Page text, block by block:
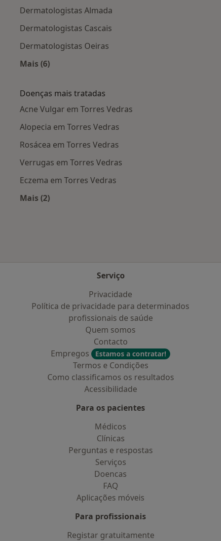
Dermatologistas Almada
Dermatologistas Cascais
Dermatologistas Oeiras
Mais (6)
Doenças mais tratadas
Acne Vulgar em Torres Vedras
Alopecia em Torres Vedras
Rosácea em Torres Vedras
Verrugas em Torres Vedras
Eczema em Torres Vedras
Mais (2)
Serviço
Privacidade
Política de privacidade para determinados
profissionais de saúde
Quem somos
Contacto
Empregos
Estamos a contratar!
Termos e Condições
Como classificamos os resultados
Acessibilidade
Para os pacientes
Médicos
Clínicas
Perguntas e respostas
Serviços
Doencas
FAQ
Aplicações móveis
Para profissionais
Registar gratuitamente